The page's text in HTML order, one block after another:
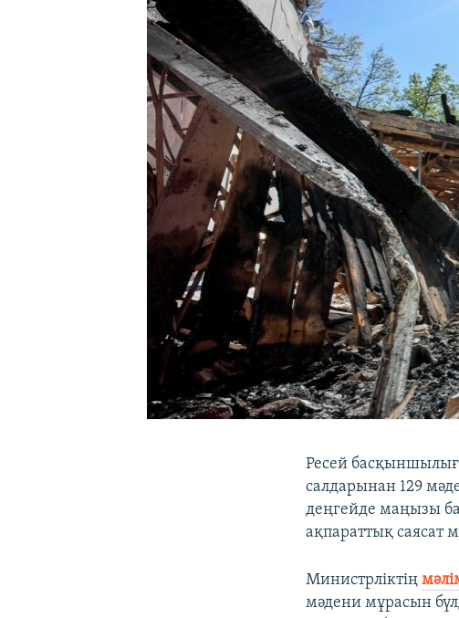
Ресей
салдарынан 129
деңгейде маңызы
ақпараттық саясат
Министрліктің
мәдени мұрасын